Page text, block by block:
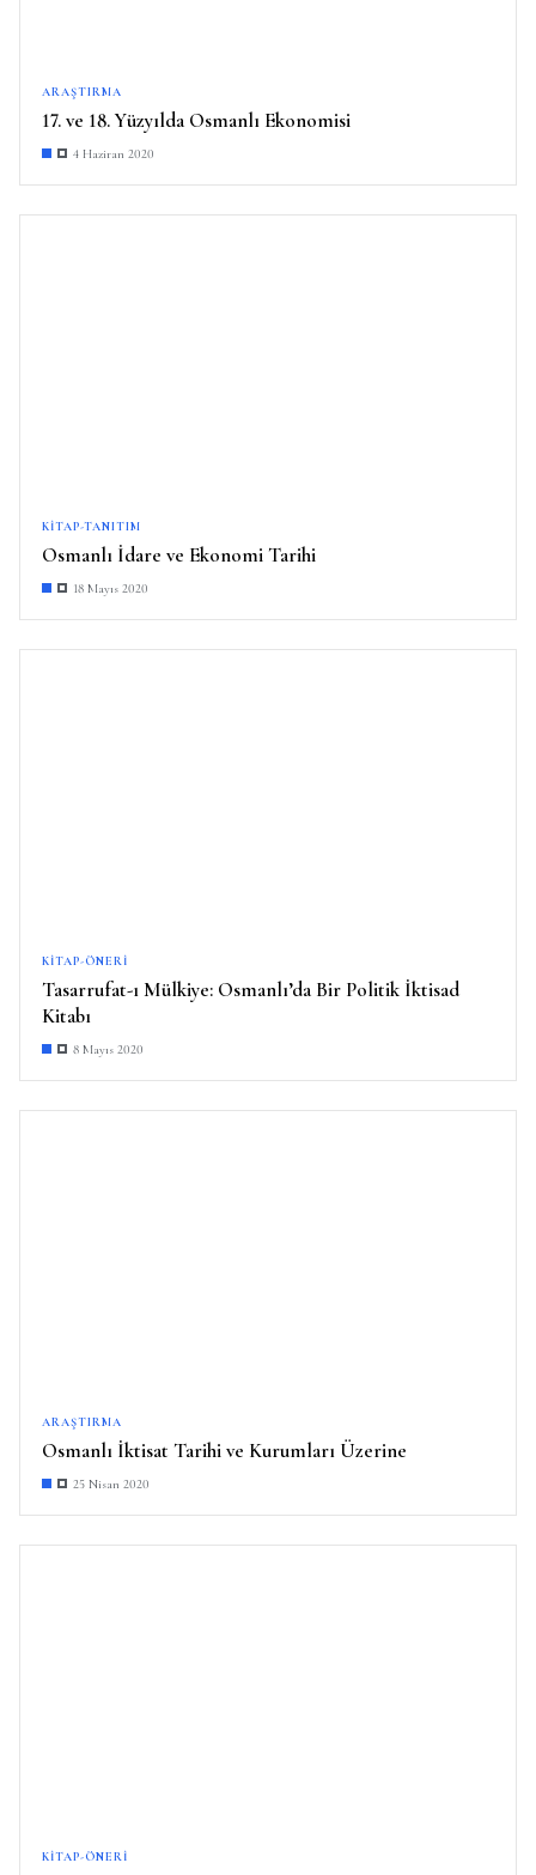
ARAŞTIRMA
17. ve 18. Yüzyılda Osmanlı Ekonomisi
4 Haziran 2020
KITAP-TANITIM
Osmanlı İdare ve Ekonomi Tarihi
18 Mayıs 2020
KITAP-ÖNERI
Tasarrufat-ı Mülkiye: Osmanlı’da Bir Politik İktisad
Kitabı
8 Mayıs 2020
ARAŞTIRMA
Osmanlı İktisat Tarihi ve Kurumları Üzerine
25 Nisan 2020
KITAP-ÖNERI